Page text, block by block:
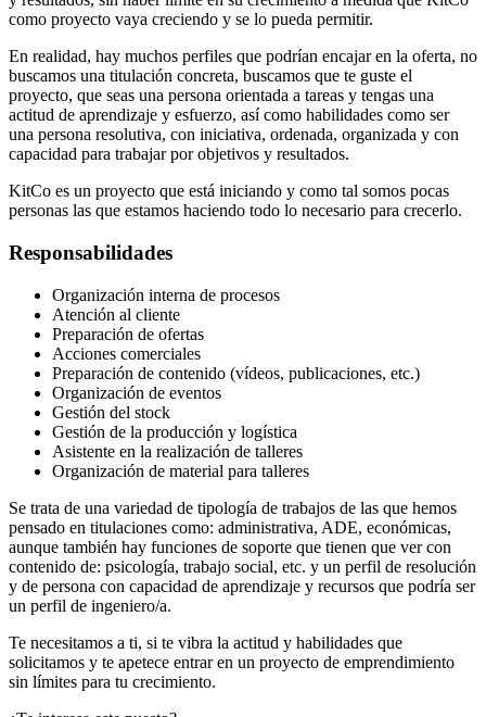
como proyecto vaya creciendo y se lo pueda permitir.
En realidad, hay muchos perfiles que podrían encajar en la oferta, no
buscamos una titulación concreta, buscamos que te guste el
proyecto, que seas una persona orientada a tareas y tengas una
actitud de aprendizaje y esfuerzo, así como habilidades como ser
una persona resolutiva, con iniciativa, ordenada, organizada y con
capacidad para trabajar por objetivos y resultados.
KitCo es un proyecto que está iniciando y como tal somos pocas
personas las que estamos haciendo todo lo necesario para crecerlo.
Responsabilidades
Organización interna de procesos
Atención al cliente
Preparación de ofertas
Acciones comerciales
Preparación de contenido (vídeos, publicaciones, etc.)
Organización de eventos
Gestión del stock
Gestión de la producción y logística
Asistente en la realización de talleres
Organización de material para talleres
Se trata de una variedad de tipología de trabajos de las que hemos
pensado en titulaciones como: administrativa, ADE, económicas,
aunque también hay funciones de soporte que tienen que ver con
contenido de: psicología, trabajo social, etc. y un perfil de resolución
y de persona con capacidad de aprendizaje y recursos que podría ser
un perfil de ingeniero/a.
Te necesitamos a ti, si te vibra la actitud y habilidades que
solicitamos y te apetece entrar en un proyecto de emprendimiento
sin límites para tu crecimiento.